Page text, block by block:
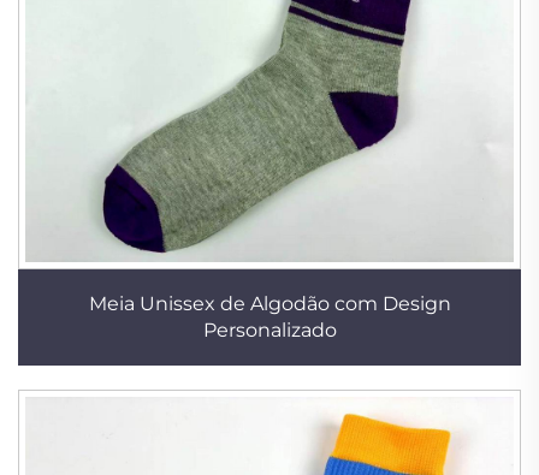
Meia Unissex de Algodão com Design
Personalizado